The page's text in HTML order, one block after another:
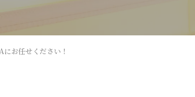
にお任せください！